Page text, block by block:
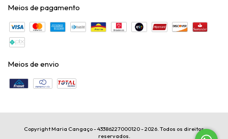
Meios de pagamento
Meios de envio
Copyright Maria Cangaço - 43386227000120 - 2026. Todos os direitos
reservados.